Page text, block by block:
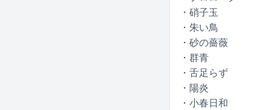
・硝子玉
・朱い鳥
・砂の薔薇
・群青
・舌足らず
・陽炎
・小春日和